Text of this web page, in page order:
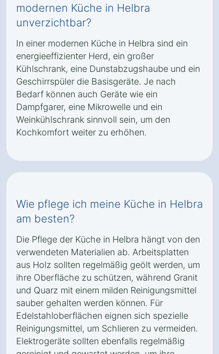
modernen Küche in Helbra
unverzichtbar?
In einer modernen Küche in Helbra sind ein
energieeffizienter Herd, ein großer
Kühlschrank, eine Dunstabzugshaube und ein
Geschirrspüler die Basisgeräte. Je nach
Bedarf können auch Geräte wie ein
Dampfgarer, eine Mikrowelle und ein
Weinkühlschrank sinnvoll sein, um den
Kochkomfort weiter zu erhöhen.
Wie pflege ich meine Küche in Helbra
am besten?
Die Pflege der Küche in Helbra hängt von den
verwendeten Materialien ab. Arbeitsplatten
aus Holz sollten regelmäßig geölt werden, um
ihre Oberfläche zu schützen, während Granit
und Quarz mit einem milden Reinigungsmittel
sauber gehalten werden können. Für
Edelstahloberflächen eignen sich spezielle
Reinigungsmittel, um Schlieren zu vermeiden.
Elektrogeräte sollten ebenfalls regelmäßig